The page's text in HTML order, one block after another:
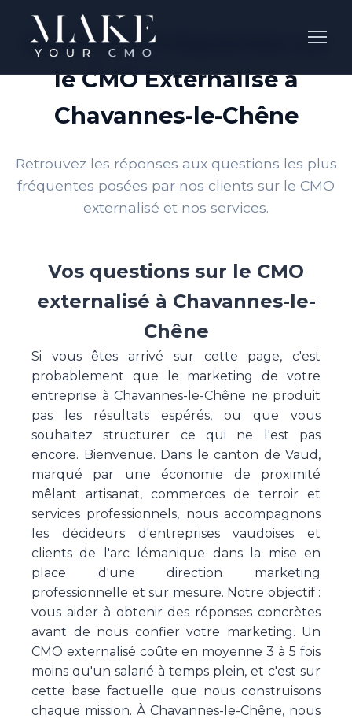
Questions Fréquentes sur
le CMO Externalisé à
Chavannes-le-Chêne
Retrouvez les réponses aux questions les plus
fréquentes posées par nos clients sur le CMO
externalisé et nos services.
Vos questions sur le CMO
externalisé à Chavannes-le-
Chêne
Si vous êtes arrivé sur cette page, c'est
probablement que le marketing de votre
entreprise à Chavannes-le-Chêne ne produit
pas les résultats espérés, ou que vous
souhaitez structurer ce qui ne l'est pas
encore. Bienvenue. Dans le canton de Vaud,
marqué par une économie de proximité
mêlant artisanat, commerces de terroir et
services professionnels, nous accompagnons
les décideurs d'entreprises vaudoises et
clients de l'arc lémanique dans la mise en
place d'une direction marketing
professionnelle et sur mesure. Notre objectif :
vous aider à obtenir des réponses concrètes
avant de nous confier votre marketing. Un
CMO externalisé coûte en moyenne 3 à 5 fois
moins qu'un salarié à temps plein, et c'est sur
cette base factuelle que nous construisons
chaque mission. À Chavannes-le-Chêne, nous